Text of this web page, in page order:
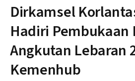
Dirkamsel
Hadiri Pembukaan
Angkutan Lebaran
Kemenhub